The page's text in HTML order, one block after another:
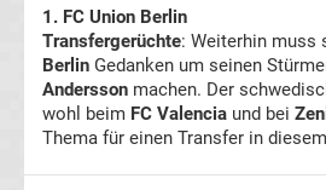
Erg.
Premier
League
1. FC Union Berlin
Transfergerüchte: Weiterhin muss
Berlin Gedanken um seinen
Andersson machen. Der
wohl beim FC Valencia und bei
Thema für einen Transfer in